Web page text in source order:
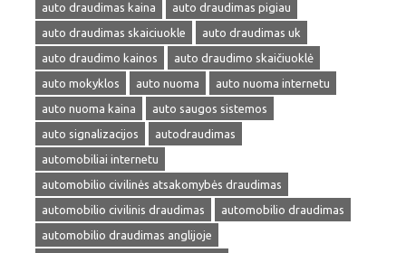
auto draudimas kaina
auto draudimas pigiau
auto draudimas skaiciuokle
auto draudimas uk
auto draudimo kainos
auto draudimo skaičiuoklė
auto mokyklos
auto nuoma
auto nuoma internetu
auto nuoma kaina
auto saugos sistemos
auto signalizacijos
autodraudimas
automobiliai internetu
automobilio civilinės atsakomybės draudimas
automobilio civilinis draudimas
automobilio draudimas
automobilio draudimas anglijoje